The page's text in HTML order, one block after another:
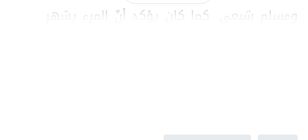
ومسلم شيعي. كما كان يؤكد أنّ المرء يشهر